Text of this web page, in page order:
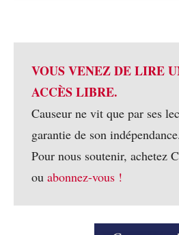
VOUS VENEZ DE LIRE
ACCÈS LIBRE.
Causeur ne vit que par ses
garantie de son indépendance.
Pour nous soutenir, achetez
ou abonnez-vous !